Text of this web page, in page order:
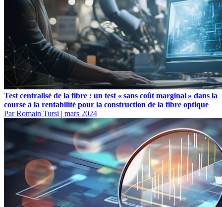
Test centralisé de la fibre : un test « sans coût marginal » dans la
course à la rentabilité pour la construction de la fibre optique
Par Romain Tursi | mars 2024